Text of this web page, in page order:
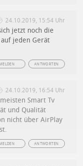
24.10.2019, 15:54 Uhr
jetzt noch die
jeden Gerät
ANTWORTEN
MELDEN
24.10.2019, 16:54 Uhr
Smart Tv
und Qualität
nicht über AirPlay
ANTWORTEN
MELDEN